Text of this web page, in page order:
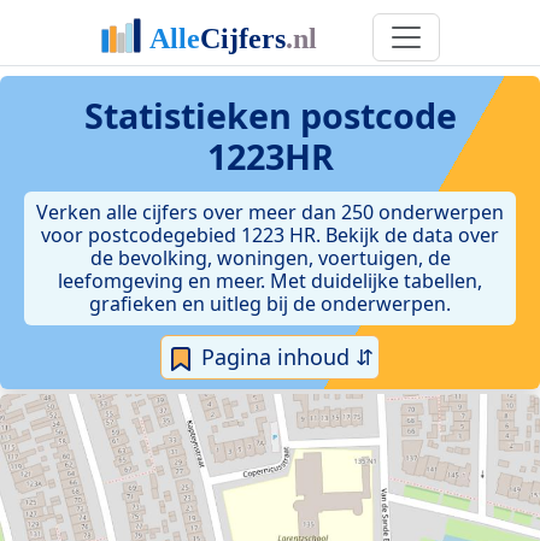
Statistieken postcode
1223HR
Verken alle cijfers over meer dan 250 onderwerpen
voor postcodegebied 1223 HR. Bekijk de data over
de bevolking, woningen, voertuigen, de
leefomgeving en meer. Met duidelijke tabellen,
grafieken en uitleg bij de onderwerpen.
Pagina inhoud ⇵